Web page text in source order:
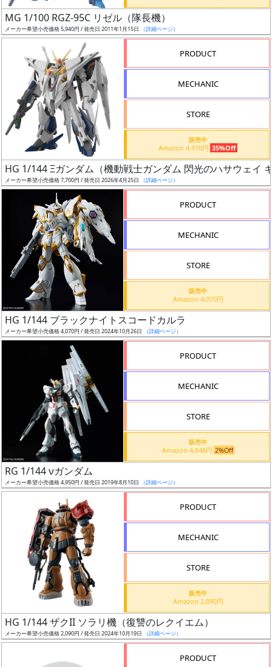
日
発
売
シュ
通知
対象
ギ
ャ
ラ
価
改
定
予
割
引
MG 1/100 RGZ-95C リゼル（隊長機）
メーカー希望小売価格 5,940円 / 発売日 2011年1月15日 （詳細ページ）
PRODUCT
MECHANIC
STORE
販売中
Amazon 4,970円 35%Off
HG 1/144 Ξガンダム（機動戦士ガンダム 閃光のハサウェイ
メーカー希望小売価格 7,700円 / 発売日 2026年4月25日 （詳細ページ）
PRODUCT
MECHANIC
STORE
販売中
Amazon 4,070円
HG 1/144 ブラックナイトスコードカルラ
メーカー希望小売価格 4,070円 / 発売日 2024年10月26日 （詳細ページ）
PRODUCT
MECHANIC
STORE
販売中
Amazon 4,848円 2%Off
RG 1/144 νガンダム
メーカー希望小売価格 4,950円 / 発売日 2019年8月10日 （詳細ページ）
PRODUCT
MECHANIC
STORE
販売中
Amazon 2,090円
HG 1/144 ザクII ソラリ機（復讐のレクイエム）
メーカー希望小売価格 2,090円 / 発売日 2024年10月19日 （詳細ページ）
PRODUCT